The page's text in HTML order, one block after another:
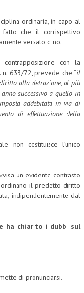
ordinaria, in capo al
fatto che il corrispettivo
versato o no.
con la
n. 633/72, prevede che “il
alla detrazione, al più
successivo a quello in
addebitata in via di
di effettuazione della
non costituisce l’unico
un evidente contrasto
il predetto diritto
indipendentemente dal
ha chiarito i dubbi sul
di pronunciarsi.